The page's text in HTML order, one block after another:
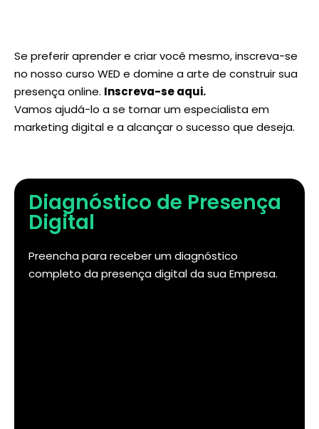
Se preferir aprender e criar você mesmo, inscreva-se
no nosso curso WED e domine a arte de construir sua
presença online. Inscreva-se aqui.
Vamos ajudá-lo a se tornar um especialista em
marketing digital e a alcançar o sucesso que deseja.
Diagnóstico de Presença
Digital
Preencha para receber um diagnóstico
completo da presença digital da sua Empresa.